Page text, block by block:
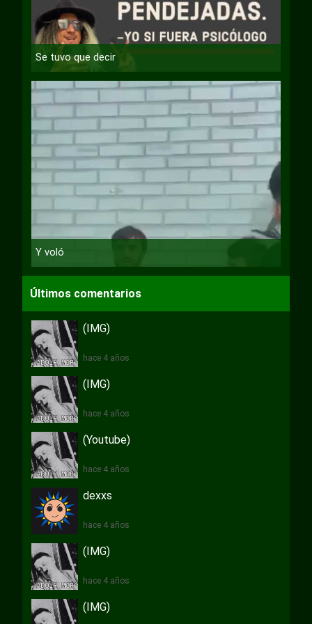
Se tuvo que decir
Y voló
Últimos comentarios
(IMG)
hace 4 años
(IMG)
hace 4 años
(Youtube)
hace 4 años
dexxs
hace 4 años
(IMG)
hace 4 años
(IMG)